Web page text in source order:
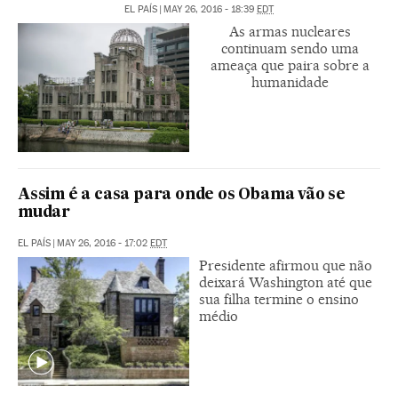
EL PAÍS MAY 26, 2016 - 18:39 EDT
As armas nucleares
continuam sendo uma
ameaça que paira sobre a
humanidade
Assim é a casa para onde os Obama vão se
mudar
EL PAÍS MAY 26, 2016 - 17:02 EDT
Presidente afirmou que não
deixará Washington até que
sua filha termine o ensino
médio